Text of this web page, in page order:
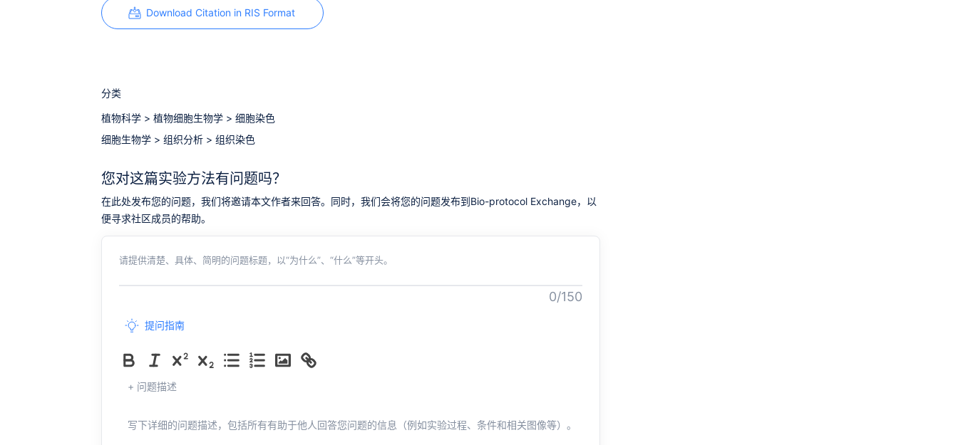
Download Citation in RIS Format
分类
植物科学 > 植物细胞生物学 > 细胞染色
细胞生物学 > 组织分析 > 组织染色
您对这篇实验方法有问题吗？
在此处发布您的问题，我们将邀请本文作者来回答。同时，我们会将您的问题发布到Bio-protocol Exchange，以
便寻求社区成员的帮助。
请提供清楚、具体、简明的问题标题，以“为什么”、“什么”等开头。
0/150
提问指南
+ 问题描述
写下详细的问题描述，包括所有有助于他人回答您问题的信息（例如实验过程、条件和相关图像等）。